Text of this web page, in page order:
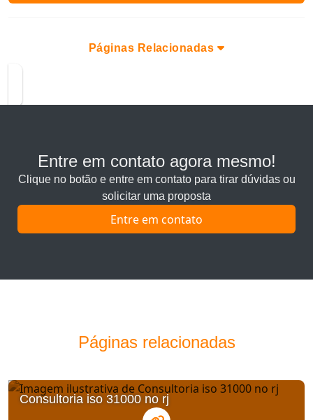
Páginas Relacionadas
Entre em contato agora mesmo!
Clique no botão e entre em contato para tirar dúvidas ou
solicitar uma proposta
Entre em contato
Páginas relacionadas
Consultoria iso 31000 no rj